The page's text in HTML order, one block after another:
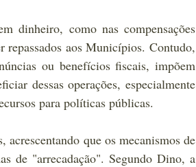
dinheiro, como nas compensações
repassados aos Municípios. Contudo,
ou benefícios fiscais, impõem
dessas operações, especialmente
para políticas públicas.
que os mecanismos de
de "arrecadação". Segundo Dino, a